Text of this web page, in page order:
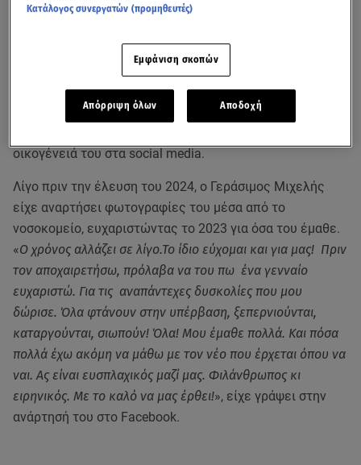
Ο αγαπημένος «κακός» του «Πάρα πέντε»
γενναία με τη νόσο του κινητικού νευρώνα, μία
νευροεκφυλιστική πάθηση που προκαλεί μυϊκή ατροφία.
οικογένειά του στα social media.
Λίγο πριν την έλευση του 2024, ο Γεράσιμος Μιχελής
είχε αναρτήσει φωτογραφίες του μέσα από το
νοσοκομείο, ευχαριστώντας το 2023 για όσα του έμαθε.
«Ο χρόνος αλλάζει σε λίγο.Το ίδιο εύχομαι και για μας! Πριν
τον αποχαιρετήσω, πρόλαβα να του πω ένα γενναίο
ευχαριστώ. Για τις αναπάντεχες δυσκολίες που μου
δώρισε. Όλα φτάνουν στην υπέρβαση, ξεπερνιούνται,
καταργούνται, σιωπούν! Όλα! Μου έμαθε πολλά. Και πόσα
πολλά έχω ακόμη να μάθω με τον νέο που έρχεται όπου να
ναι. Ας είναι ευσπλαχικός μαζί μας. Φιλάνθρωπος κι
ειρηνικός. Με το καλό να μας έρθει!», είχε γράψει στην
ανάρτησή του στο Facebook.
Κατάλογος συνεργατών (προμηθευτές)
Εμφάνιση σκοπών
Απόρριψη όλων Αποδοχή